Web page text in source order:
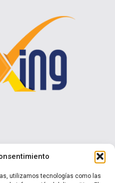
utilizamos tecnologías como las